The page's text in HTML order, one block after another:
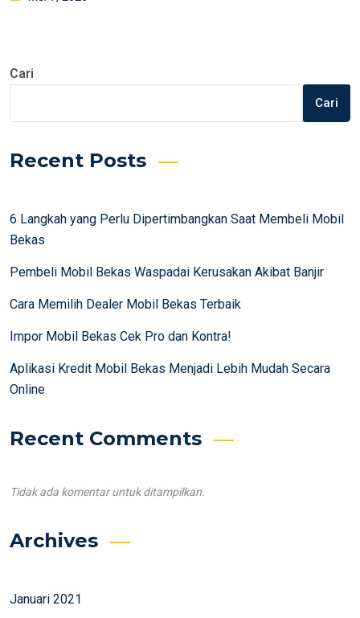
Cari
Cari
Recent Posts
6 Langkah yang Perlu Dipertimbangkan Saat Membeli Mobil
Bekas
Pembeli Mobil Bekas Waspadai Kerusakan Akibat Banjir
Cara Memilih Dealer Mobil Bekas Terbaik
Impor Mobil Bekas Cek Pro dan Kontra!
Aplikasi Kredit Mobil Bekas Menjadi Lebih Mudah Secara
Online
Recent Comments
Tidak ada komentar untuk ditampilkan.
Archives
Januari 2021